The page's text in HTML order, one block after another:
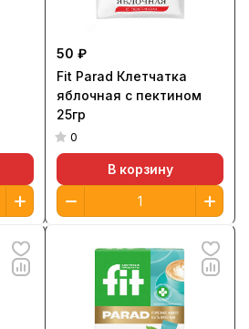
50 ₽
Fit Parad Клетчатка
яблочная с пектином
25гр
0
В корзину